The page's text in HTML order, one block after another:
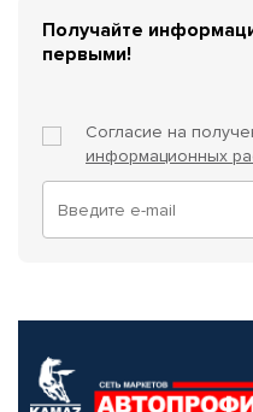
Получайте
первыми!
Согласие на
информационных